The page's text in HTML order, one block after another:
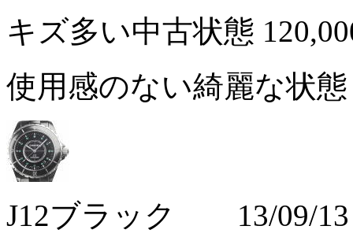
キズ多い中古状態
使用感のない綺麗な状
J12ブラック 13/09/13